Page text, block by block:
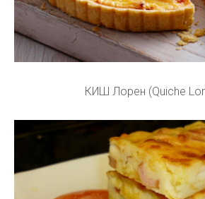
КИШ Лорен (Quiche